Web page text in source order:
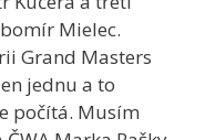
Mielec.
Grand Masters
jednu a to
počítá. Musím